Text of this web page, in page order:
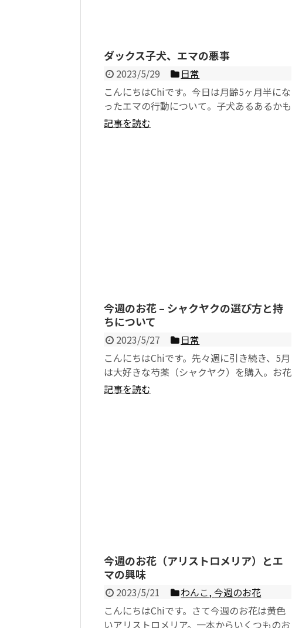
ダックス子犬、エマの悪事
2023/5/29
日常
こんにちはChiです。今日は月齢5ヶ月半にな
ったエマの行動について。子犬あるあるかも
しれませんが、あらゆるものを「めくる」こ
記事を読む
今週のお花 – シャクヤクの選び方と持
ちについて
2023/5/27
日常
こんにちはChiです。先々週に引き続き、5月
は大好きな芍薬（シャクヤク）を購入。お花
屋さんによっては「ピオニー」と表示してい
記事を読む
今週のお花（アリストロメリア）とエ
マの興味
2023/5/21 わんこ,今週のお花
こんにちはChiです。さて今週のお花は黄色
いアリストロメリア。一本からいくつものお